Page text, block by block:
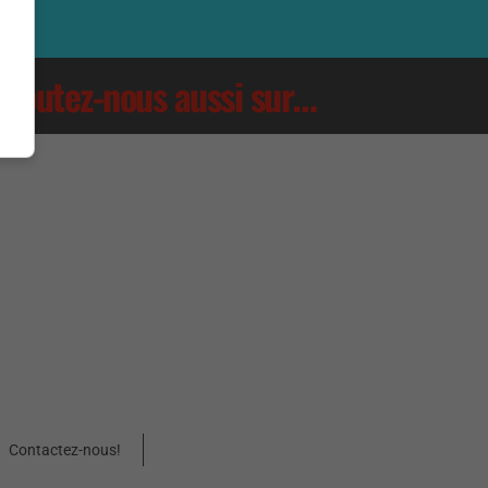
Écoutez-nous aussi sur…
Contactez-nous!